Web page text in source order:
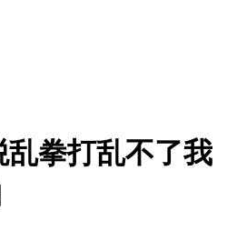
乱拳打乱不了我